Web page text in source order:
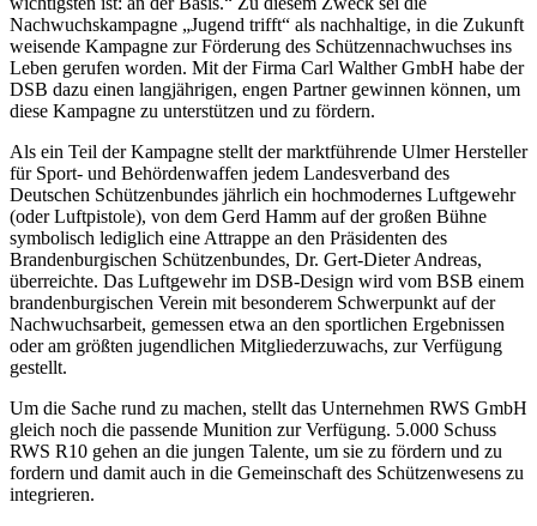
Nachwuchskampagne „Jugend trifft“ als nachhaltige, in die Zukunft
weisende Kampagne zur Förderung des Schützennachwuchses ins
Leben gerufen worden. Mit der Firma Carl Walther GmbH habe der
DSB dazu einen langjährigen, engen Partner gewinnen können, um
diese Kampagne zu unterstützen und zu fördern.
Als ein Teil der Kampagne stellt der marktführende Ulmer Hersteller
für Sport- und Behördenwaffen jedem Landesverband des
Deutschen Schützenbundes jährlich ein hochmodernes Luftgewehr
(oder Luftpistole), von dem Gerd Hamm auf der großen Bühne
symbolisch lediglich eine Attrappe an den Präsidenten des
Brandenburgischen Schützenbundes, Dr. Gert-Dieter Andreas,
überreichte. Das Luftgewehr im DSB-Design wird vom BSB einem
brandenburgischen Verein mit besonderem Schwerpunkt auf der
Nachwuchsarbeit, gemessen etwa an den sportlichen Ergebnissen
oder am größten jugendlichen Mitgliederzuwachs, zur Verfügung
gestellt.
Um die Sache rund zu machen, stellt das Unternehmen RWS GmbH
gleich noch die passende Munition zur Verfügung. 5.000 Schuss
RWS R10 gehen an die jungen Talente, um sie zu fördern und zu
fordern und damit auch in die Gemeinschaft des Schützenwesens zu
integrieren.